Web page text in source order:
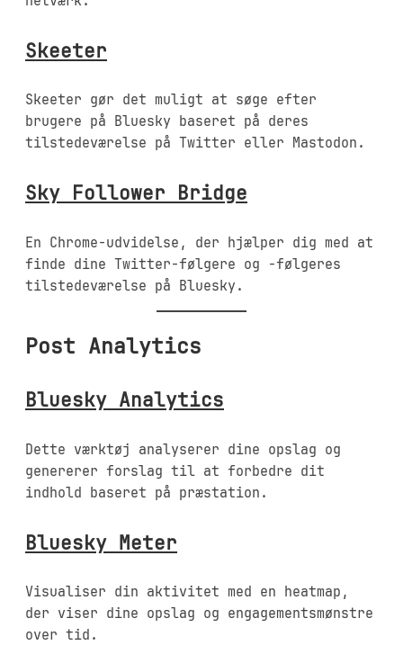
Skeeter
Skeeter gør det muligt at søge efter
brugere på Bluesky baseret på deres
tilstedeværelse på Twitter eller Mastodon.
Sky Follower Bridge
En Chrome-udvidelse, der hjælper dig med at
finde dine Twitter-følgere og -følgeres
tilstedeværelse på Bluesky.
Post Analytics
Bluesky Analytics
Dette værktøj analyserer dine opslag og
genererer forslag til at forbedre dit
indhold baseret på præstation.
Bluesky Meter
Visualiser din aktivitet med en heatmap,
der viser dine opslag og engagementsmønstre
over tid.